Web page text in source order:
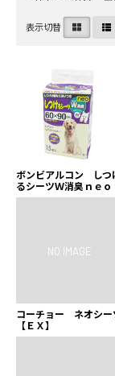
表示切替
ボンビアルコン しつ
るシーツＷ消臭ｎｅｏ
コーチョー ネオシー
【ＥＸ】